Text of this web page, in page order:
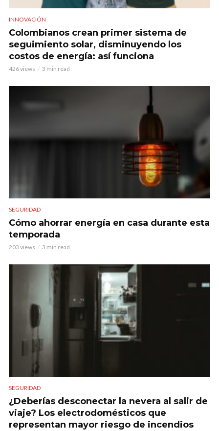
INNOVACIÓN
Colombianos crean primer sistema de
seguimiento solar, disminuyendo los
costos de energía: así funciona
426 views 3 min read
SEGURIDAD
Cómo ahorrar energía en casa durante esta
temporada
203 views 3 min read
SEGURIDAD
¿Deberías desconectar la nevera al salir de
viaje? Los electrodomésticos que
representan mayor riesgo de incendios